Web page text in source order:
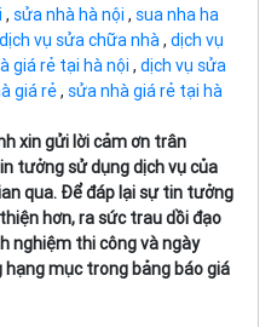
, sửa nhà hà nội , sua nha ha
dịch vụ sửa chữa nhà, dịch vụ
giá rẻ tại hà nội , dịch vụ sửa
giá rẻ, sửa nhà giá rẻ tại hà
xin gửi lời cảm ơn trân
tưởng sử dụng dịch vụ của
qua. Để đáp lại sự tin tưởng
hơn, ra sức trau dồi đạo
nghiệm thi công và ngày
mục trong bảng báo giá